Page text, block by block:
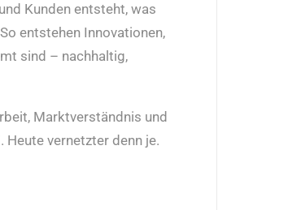
Kunden entsteht, was
entstehen Innovationen,
sind – nachhaltig,
Marktverständnis und
vernetzter denn je.